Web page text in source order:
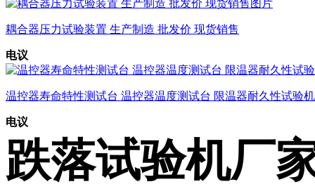
耦合器压力试验装置 生产制造 批发价 现货销售
电议
温控器寿命特性测试台 温控器温度测试台 限温器耐久性试验
电议
跌落试验机厂